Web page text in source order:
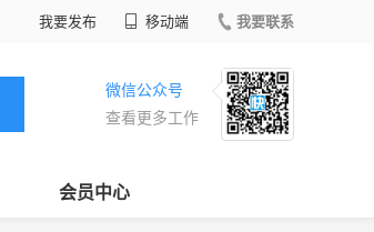
我要发布 移动端 我要联系
微信公众号
查看更多工作
会员中心